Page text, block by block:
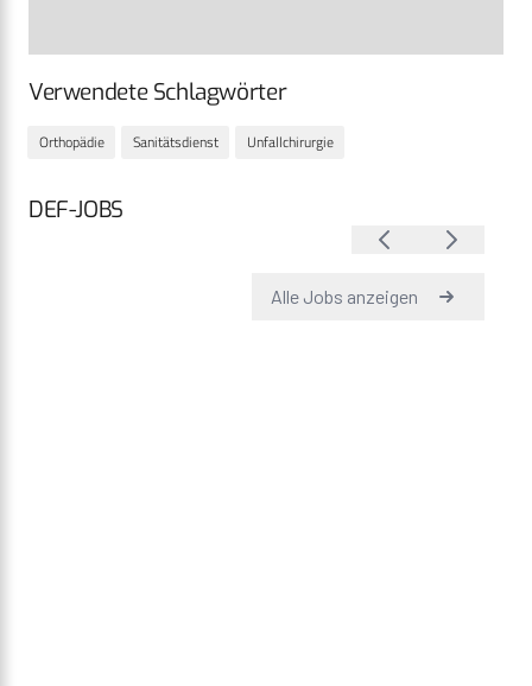
Verwendete Schlagwörter
Orthopädie Sanitätsdienst Unfallchirurgie
DEF-JOBS